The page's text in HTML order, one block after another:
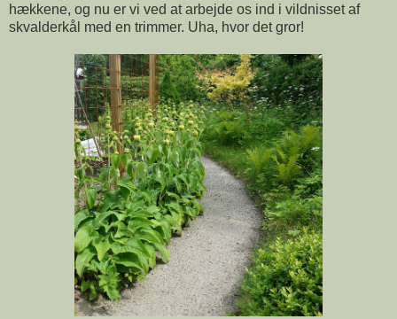
hækkene, og nu er vi ved at arbejde os ind i vildnisset af
skvalderkål med en trimmer. Uha, hvor det gror!